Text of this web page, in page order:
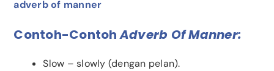
Contoh-ContohAdverb Of Manner:
Slow – slowly (dengan pelan).